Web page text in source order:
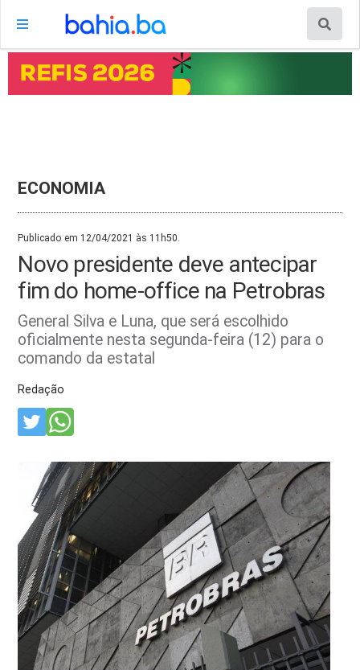
ECONOMIA
Publicado em 12/04/2021 às 11h50.
Novo presidente deve antecipar
fim do home-office na Petrobras
General Silva e Luna, que será escolhido
oficialmente nesta segunda-feira (12) para o
comando da estatal
Redação